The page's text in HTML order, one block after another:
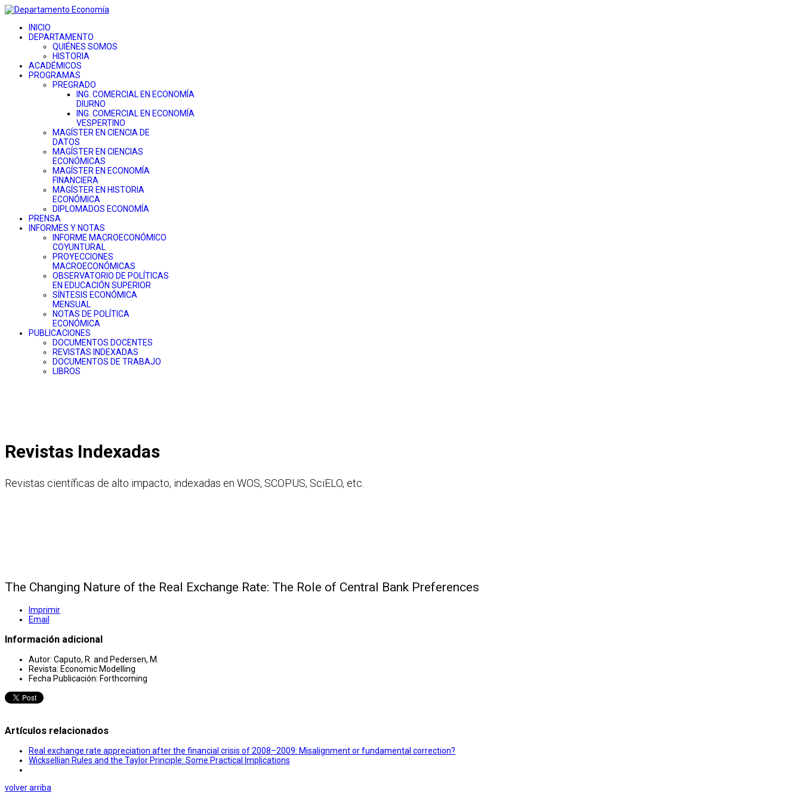
INICIO
DEPARTAMENTO
QUIÉNES SOMOS
HISTORIA
ACADÉMICOS
PROGRAMAS
PREGRADO
ING. COMERCIAL EN ECONOMÍA
DIURNO
ING. COMERCIAL EN ECONOMÍA
VESPERTINO
MAGÍSTER EN CIENCIA DE
DATOS
MAGÍSTER EN CIENCIAS
ECONÓMICAS
MAGÍSTER EN ECONOMÍA
FINANCIERA
MAGÍSTER EN HISTORIA
ECONÓMICA
DIPLOMADOS ECONOMÍA
PRENSA
INFORMES Y NOTAS
INFORME MACROECONÓMICO
COYUNTURAL
PROYECCIONES
MACROECONÓMICAS
OBSERVATORIO DE POLÍTICAS
EN EDUCACIÓN SUPERIOR
SÍNTESIS ECONÓMICA
MENSUAL
NOTAS DE POLÍTICA
ECONÓMICA
PUBLICACIONES
DOCUMENTOS DOCENTES
REVISTAS INDEXADAS
DOCUMENTOS DE TRABAJO
LIBROS
Revistas Indexadas
Revistas científicas de alto impacto, indexadas en WOS, SCOPUS, SciELO, etc.
The Changing Nature of the Real Exchange Rate: The Role of Central Bank Preferences
Imprimir
Email
Información adicional
Autor: Caputo, R. and Pedersen, M.
Revista: Economic Modelling
Fecha Publicación: Forthcoming
Artículos relacionados
Real exchange rate appreciation after the financial crisis of 2008–2009: Misalignment or fundamental correction?
Wicksellian Rules and the Taylor Principle: Some Practical Implications
volver arriba